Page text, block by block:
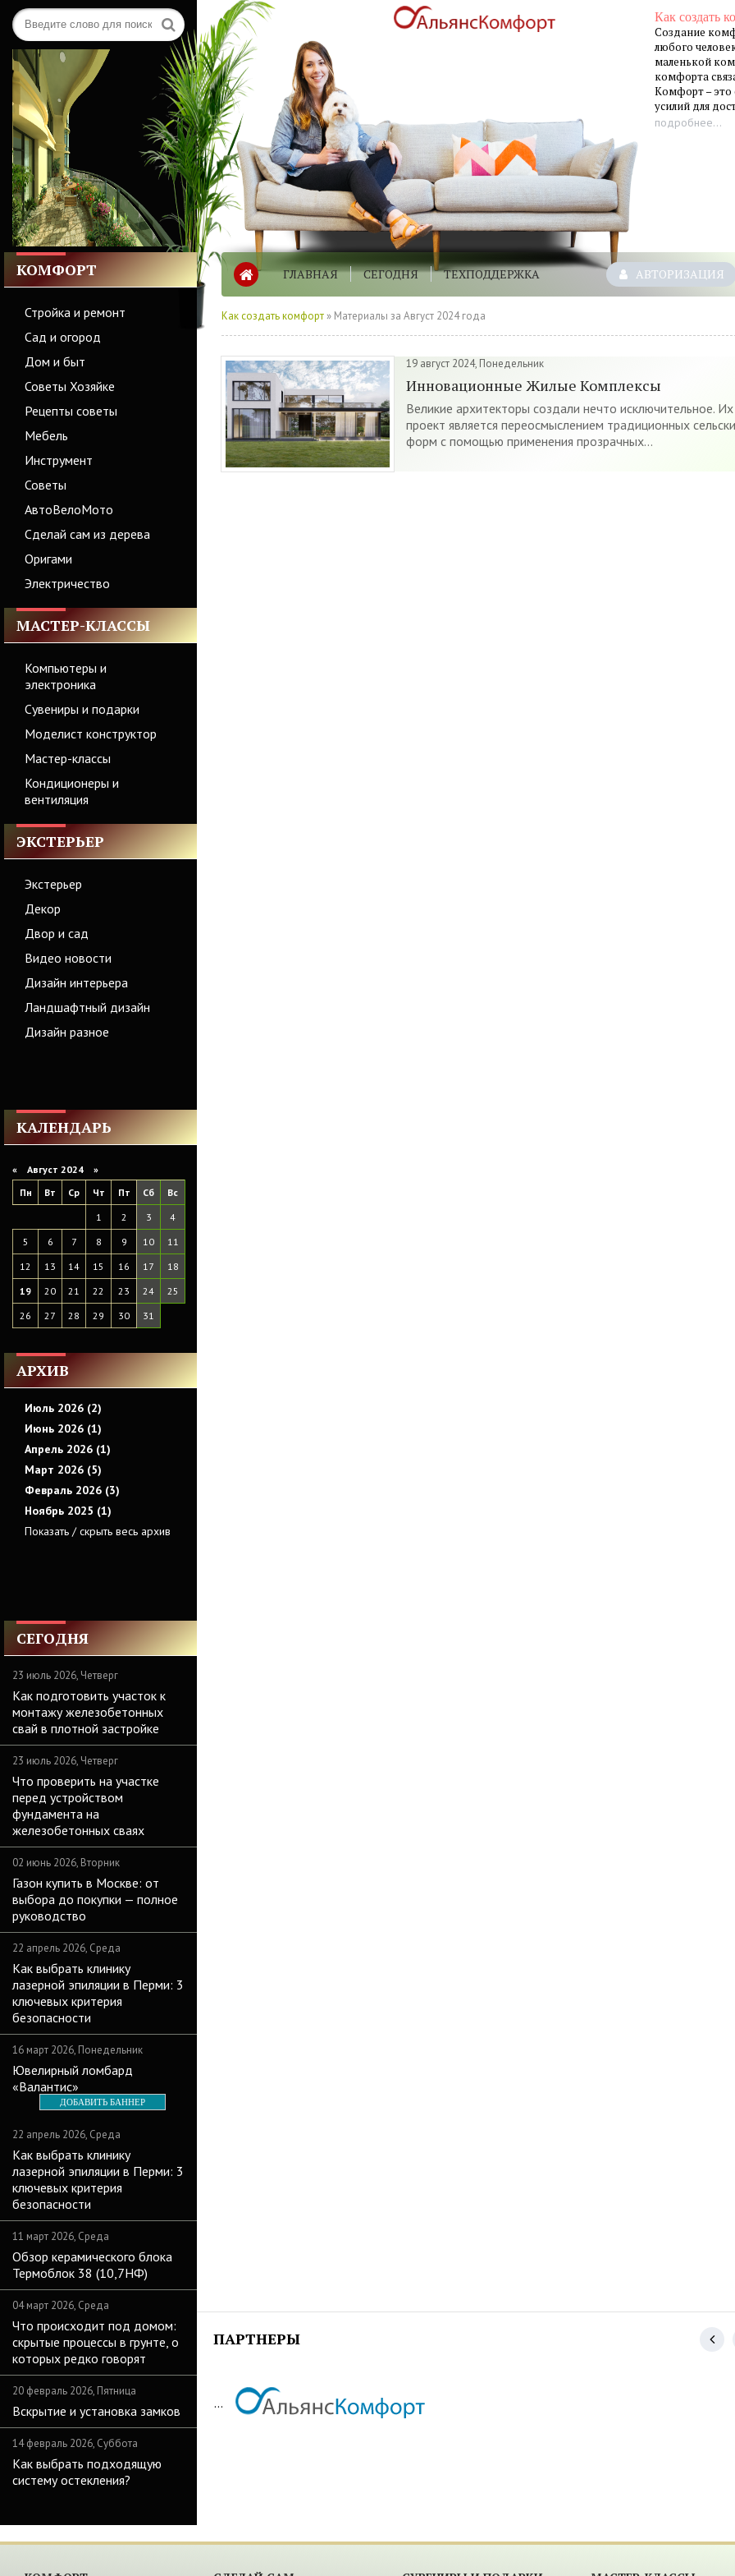
Как создать
Создание
любого
маленькой
комфорта
Комфорт – это
усилий для
подробнее...
КОМФОРТ
Стройка и ремонт
Сад и огород
Дом и быт
Советы Хозяйке
Рецепты советы
Мебель
Инструмент
Советы
АвтоВелоМото
Сделай сам из дерева
Оригами
Электричество
МАСТЕР-КЛАССЫ
Компьютеры и
электроника
Сувениры и подарки
Моделист конструктор
Мастер-классы
Кондиционеры и
вентиляция
ЭКСТЕРЬЕР
Экстерьер
Декор
Двор и сад
Видео новости
Дизайн интерьера
Ландшафтный дизайн
Дизайн разное
КАЛЕНДАРЬ
« Август 2024 »
Пн
Вт Ср Чт Пт Сб
Вс
1
2 3
4
5
6 7 8 9 10
11
12
13 14 15 16 17
18
19
20 21 22 23 24
25
26
27 28 29 30 31
АРХИВ
Июль 2026 (2)
Июнь 2026 (1)
Апрель 2026 (1)
Март 2026 (5)
Февраль 2026 (3)
Ноябрь 2025 (1)
Показать / скрыть весь архив
СЕГОДНЯ
23 июль 2026, Четверг
Как подготовить участок к
монтажу железобетонных
свай в плотной застройке
23 июль 2026, Четверг
Что проверить на участке
перед устройством
фундамента на
железобетонных сваях
02 июнь 2026, Вторник
Газон купить в Москве: от
выбора до покупки — полное
руководство
22 апрель 2026, Среда
Как выбрать клинику
лазерной эпиляции в Перми: 3
ключевых критерия
безопасности
16 март 2026, Понедельник
Ювелирный ломбард
«Валантис»
ДОБАВИТЬ БАННЕР
22 апрель 2026, Среда
Как выбрать клинику
лазерной эпиляции в Перми: 3
ключевых критерия
безопасности
11 март 2026, Среда
Обзор керамического блока
Термоблок 38 (10,7НФ)
04 март 2026, Среда
Что происходит под домом:
скрытые процессы в грунте, о
которых редко говорят
20 февраль 2026, Пятница
Вскрытие и установка замков
14 февраль 2026, Суббота
Как выбрать подходящую
систему остекления?
ГЛАВНАЯ СЕГОДНЯ ТЕХПОДДЕРЖКА АВТОРИЗАЦИЯ
Как создать комфорт » Материалы за Август 2024 года
19 август 2024, Понедельник
Инновационные Жилые Комплексы
Великие архитекторы создали нечто исключительное. Их
проект является переосмыслением традиционных
форм с помощью применения прозрачных...
ПАРТНЕРЫ
...